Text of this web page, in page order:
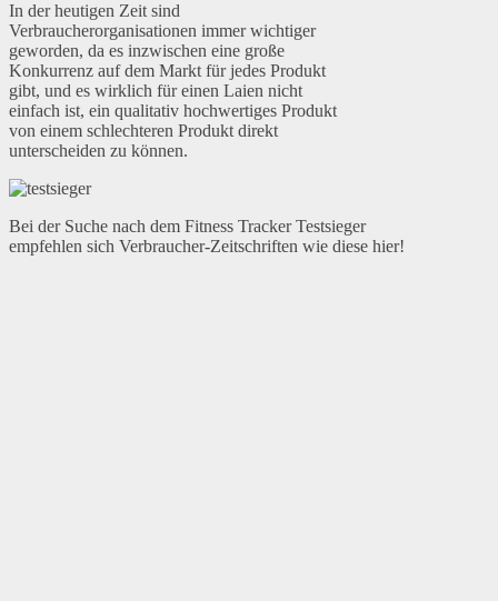
In der heutigen Zeit sind
Verbraucherorganisationen immer wichtiger
geworden, da es inzwischen eine große
Konkurrenz auf dem Markt für jedes Produkt
gibt, und es wirklich für einen Laien nicht
einfach ist, ein qualitativ hochwertiges Produkt
von einem schlechteren Produkt direkt
unterscheiden zu können.
Bei der Suche nach dem Fitness Tracker Testsieger
empfehlen sich Verbraucher-Zeitschriften wie diese hier!